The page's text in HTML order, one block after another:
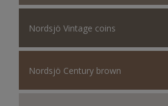
Nordsjö Vintage coins
Nordsjö Century brown